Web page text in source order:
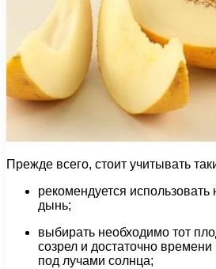
Прежде всего, стоит учитывать
рекомендуется
дынь;
выбирать необходимо тот
созрел и достаточно
под лучами солнца;